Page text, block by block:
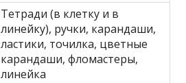
Тетради (в клетку и в
линейку), ручки, карандаши,
ластики, точилка, цветные
карандаши, фломастеры,
линейка